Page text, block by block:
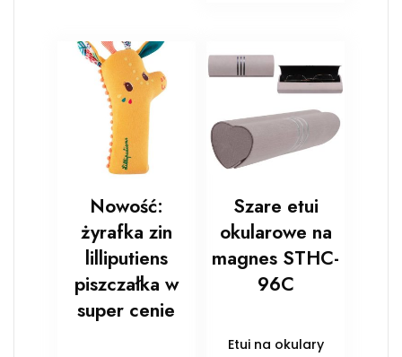
Nowość:
żyrafka zin
lilliputiens
piszczałka w
super cenie
Szare etui
okularowe na
magnes STHC-
96C
Etui na okulary